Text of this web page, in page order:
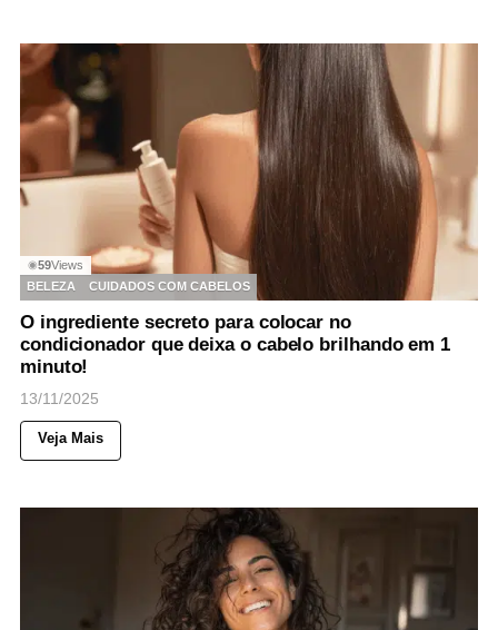
◉59Views
BELEZA
CUIDADOS COM CABELOS
O ingrediente secreto para colocar no
condicionador que deixa o cabelo brilhando em 1
minuto!
13/11/2025
Veja Mais